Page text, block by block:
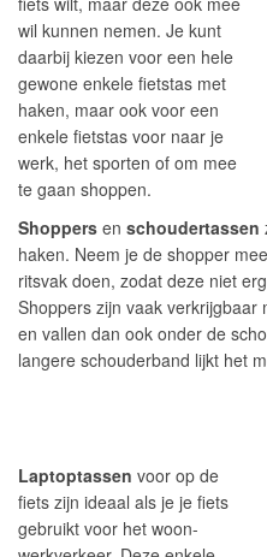
wil kunnen nemen. Je kunt
daarbij kiezen voor een hele
gewone enkele fietstas met
haken, maar ook voor een
enkele fietstas voor naar je
werk, het sporten of om mee
te gaan shoppen.
Shoppers en schoudertassen
haken. Neem je de shopper
ritsvak doen, zodat deze niet
Shoppers zijn vaak
en vallen dan ook onder de
langere schouderband lijkt het
Laptoptassen voor op de
fiets zijn ideaal als je je fiets
gebruikt voor het woon-